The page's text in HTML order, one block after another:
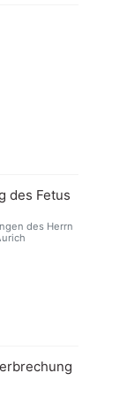
des Fetus
des Herrn